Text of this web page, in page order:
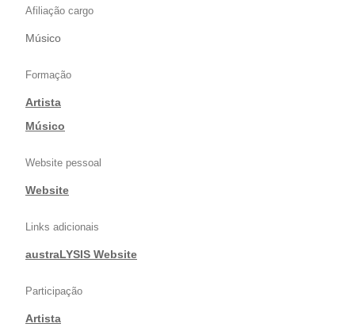
Afiliação cargo
Músico
Formação
Artista
|Músico
Website pessoal
Website
Links adicionais
austraLYSIS Website
Participação
Artista